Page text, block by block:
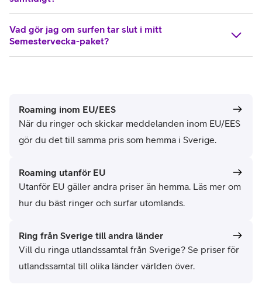
Vad gör jag om surfen tar slut i mitt
Semestervecka-paket?
Roaming inom EU/EES
När du ringer och skickar meddelanden inom EU/EES
gör du det till samma pris som hemma i Sverige.
Roaming utanför EU
Utanför EU gäller andra priser än hemma. Läs mer om
hur du bäst ringer och surfar utomlands.
Ring från Sverige till andra länder
Vill du ringa utlandssamtal från Sverige? Se priser för
utlandssamtal till olika länder världen över.